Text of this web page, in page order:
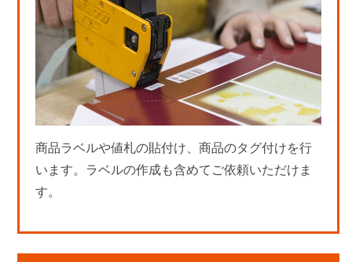
商品ラベルや値札の貼付け、商品のタグ付けを行
います。ラベルの作成も含めてご依頼いただけま
す。